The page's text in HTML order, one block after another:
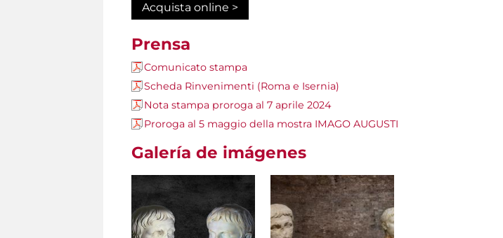
Acquista online >
Prensa
Comunicato stampa
Scheda Rinvenimenti (Roma e Isernia)
Nota stampa proroga al 7 aprile 2024
Proroga al 5 maggio della mostra IMAGO AUGUSTI
Galería de imágenes